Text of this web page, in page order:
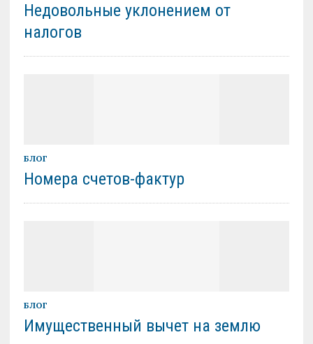
Недовольные уклонением от
налогов
БЛОГ
Номера счетов-фактур
БЛОГ
Имущественный вычет на землю